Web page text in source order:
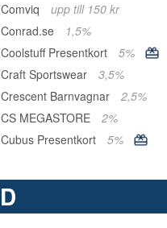
Comviq
upp till 150 kr
Conrad.se
1,5%
Coolstuff Presentkort
5%
Craft Sportswear
3,5%
Crescent Barnvagnar
2,5%
CS MEGASTORE
2%
Cubus Presentkort
5%
D